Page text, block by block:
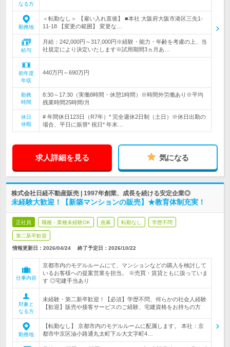
なる方
勤務地
＜転勤なし＞ 【雇い入れ直後】 ■本社 大阪府大阪市港区三先1-
11-18 【変更の範囲】 変更な…
給与
月給：242,000円～317,000円※経験・能力・年齢を考慮の上、当
社規定により決定いたします※試用期間3ヵ月あ…
初年度
年収
440万円～690万円
勤務
時間
8:30～17:30（実働8時間・休憩1時間）※時間外労働あり※平均
残業時間25時間/月
休日
休暇
# 年間休日123日（R7年）* 完全週休2日制（土日）※休日出勤の
場合、平日に振替* 祝日* 年末…
求人詳細を見る 気になる
株式会社日経不動産販売 | 1997年創業、成長を続ける安定企業◎
未経験大歓迎！【新築マンションの販売】★教育体制充実！
正社員 職種・業種未経験OK 急募 転勤なし 学歴不問
第二新卒歓迎
情報更新日：2026/04/24 終了予定日： 2026/10/22
仕事内容
京都市内のモデルルームにて、マンションなどの購入を検討して
いるお客様への提案営業を担当。 ※売買・賃貸ともに扱っていま
す ◎宅建手当あり
対象と
なる方
未経験・第二新卒歓迎！【必須】学歴不問、何らかの社会人経験
【歓迎】販売や接客サービスのご経験、宅建資格をお持ちの方
勤務地
【転勤なし】 京都市内のモデルルームに配属します。 本社：京
都市中京区油小路通丸太町下ル大文字町4…